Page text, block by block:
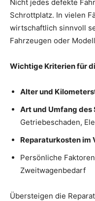
Nicht jedes defekte
Schrottplatz. In vielen
wirtschaftlich sinnvoll
Fahrzeugen oder
Wichtige Kriterien für
Alter und
Art und Umfang des
Getriebeschaden,
Reparaturkosten im
Persönliche
Zweitwagenbedarf
Übersteigen die